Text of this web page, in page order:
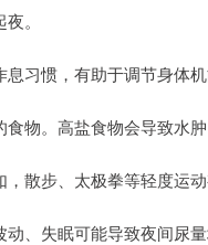
。
习惯，有助于调节身体机
物。高盐食物会导致水肿
散步、太极拳等轻度运动
、失眠可能导致夜间尿